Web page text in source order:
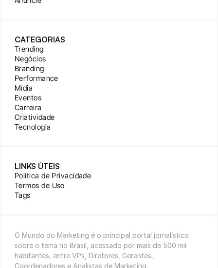
CATEGORIAS
Trending
Negócios
Branding
Performance
Mídia
Eventos
Carreira
Criatividade
Tecnologia
LINKS ÚTEIS
Política de Privacidade
Termos de Uso
Tags
O Mundo do Marketing é o principal portal jornalístico
sobre o tema no Brasil, acessado por mais de 500 mil
habitantes, entre VPs, Diretores, Gerentes,
Coordenadores e Analistas de Marketing.